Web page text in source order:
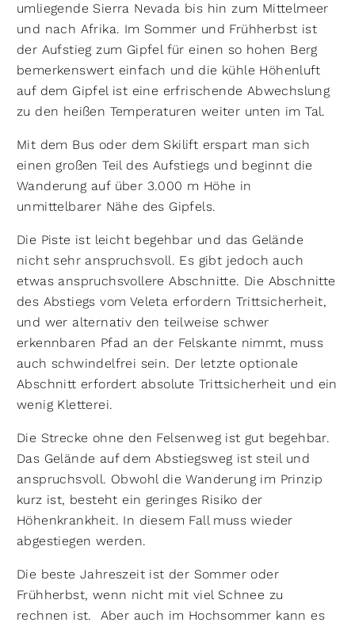
umliegende Sierra Nevada bis hin zum Mittelmeer
und nach Afrika. Im Sommer und Frühherbst ist
der Aufstieg zum Gipfel für einen so hohen Berg
bemerkenswert einfach und die kühle Höhenluft
auf dem Gipfel ist eine erfrischende Abwechslung
zu den heißen Temperaturen weiter unten im Tal.
Mit dem Bus oder dem Skilift erspart man sich
einen großen Teil des Aufstiegs und beginnt die
Wanderung auf über 3.000 m Höhe in
unmittelbarer Nähe des Gipfels.
Die Piste ist leicht begehbar und das Gelände
nicht sehr anspruchsvoll. Es gibt jedoch auch
etwas anspruchsvollere Abschnitte. Die Abschnitte
des Abstiegs vom Veleta erfordern Trittsicherheit,
und wer alternativ den teilweise schwer
erkennbaren Pfad an der Felskante nimmt, muss
auch schwindelfrei sein. Der letzte optionale
Abschnitt erfordert absolute Trittsicherheit und ein
wenig Kletterei.
Die Strecke ohne den Felsenweg ist gut begehbar.
Das Gelände auf dem Abstiegsweg ist steil und
anspruchsvoll. Obwohl die Wanderung im Prinzip
kurz ist, besteht ein geringes Risiko der
Höhenkrankheit. In diesem Fall muss wieder
abgestiegen werden.
Die beste Jahreszeit ist der Sommer oder
Frühherbst, wenn nicht mit viel Schnee zu
rechnen ist. Aber auch im Hochsommer kann es